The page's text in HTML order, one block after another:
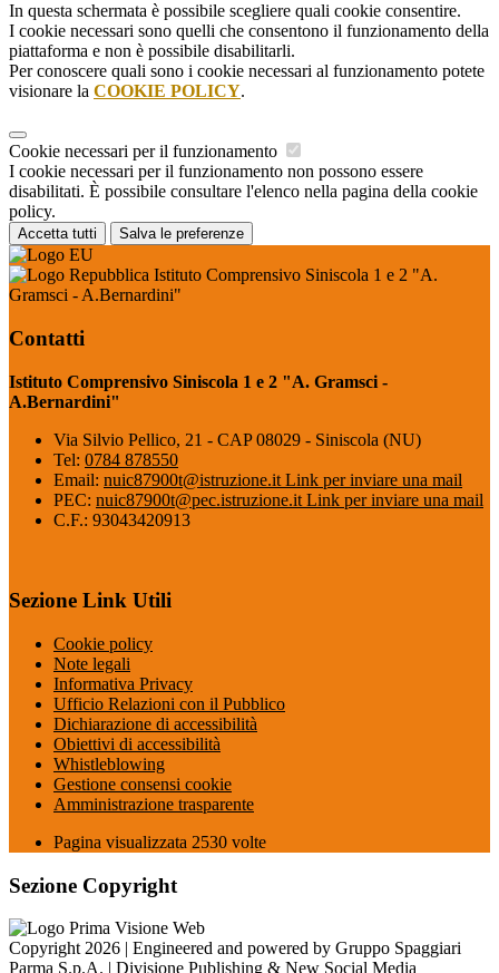
In questa schermata è possibile scegliere quali cookie consentire.
I cookie necessari sono quelli che consentono il funzionamento della
piattaforma e non è possibile disabilitarli.
Per conoscere quali sono i cookie necessari al funzionamento potete
visionare la COOKIE POLICY.
Cookie necessari per il funzionamento
I cookie necessari per il funzionamento non possono essere
disabilitati. È possibile consultare l'elenco nella pagina della cookie
policy.
Accetta tutti Salva le preferenze
Istituto Comprensivo Siniscola 1 e 2 "A.
Gramsci - A.Bernardini"
Contatti
Istituto Comprensivo Siniscola 1 e 2 "A. Gramsci -
A.Bernardini"
Via Silvio Pellico, 21 - CAP 08029 - Siniscola (NU)
Tel: 0784 878550
Email: nuic87900t@istruzione.it Link per inviare una mail
PEC: nuic87900t@pec.istruzione.it Link per inviare una mail
C.F.: 93043420913
Sezione Link Utili
Cookie policy
Note legali
Informativa Privacy
Ufficio Relazioni con il Pubblico
Dichiarazione di accessibilità
Obiettivi di accessibilità
Whistleblowing
Gestione consensi cookie
Amministrazione trasparente
Pagina visualizzata 2530 volte
Sezione Copyright
Copyright 2026 | Engineered and powered by Gruppo Spaggiari
Parma S.p.A. | Divisione Publishing & New Social Media